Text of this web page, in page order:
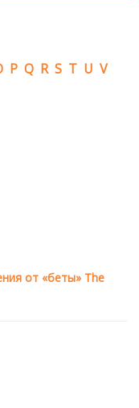
P Q R S T U V
от «беты» The